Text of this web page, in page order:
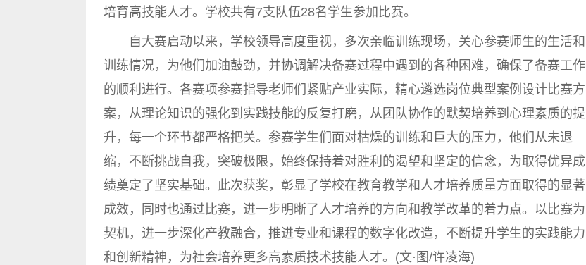
培育高技能人才。学校共有7支队伍28名学生参加比赛。
自大赛启动以来，学校领导高度重视，多次亲临训练现场，关心参赛师生的生活和
训练情况，为他们加油鼓劲，并协调解决备赛过程中遇到的各种困难，确保了备赛工作
的顺利进行。各赛项参赛指导老师们紧贴产业实际，精心遴选岗位典型案例设计比赛方
案，从理论知识的强化到实践技能的反复打磨，从团队协作的默契培养到心理素质的提
升，每一个环节都严格把关。参赛学生们面对枯燥的训练和巨大的压力，他们从未退
缩，不断挑战自我，突破极限，始终保持着对胜利的渴望和坚定的信念，为取得优异成
绩奠定了坚实基础。此次获奖，彰显了学校在教育教学和人才培养质量方面取得的显著
成效，同时也通过比赛，进一步明晰了人才培养的方向和教学改革的着力点。以比赛为
契机，进一步深化产教融合，推进专业和课程的数字化改造，不断提升学生的实践能力
和创新精神，为社会培养更多高素质技术技能人才。(文·图/许凌海)